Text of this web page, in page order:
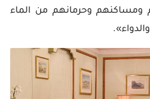
ومساكنهم وحرمانهم من الماء